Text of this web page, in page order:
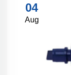
04
Aug